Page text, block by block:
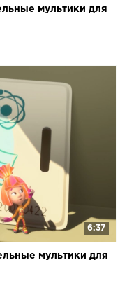
мультики для
6:37
мультики для